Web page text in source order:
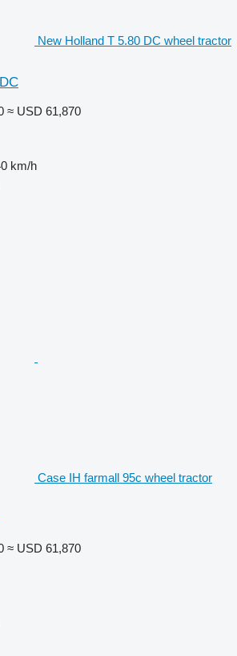
New Holland T 5.80 DC wheel tractor
≈ USD 61,870
km/h
Case IH farmall 95c wheel tractor
≈ USD 61,870